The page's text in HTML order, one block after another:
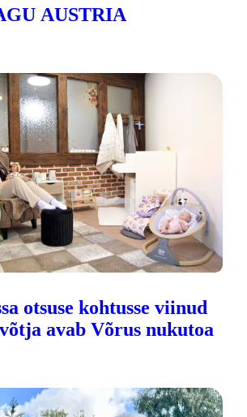
AUSTRIA
otsuse kohtusse viinud
avab Võrus nukutoa